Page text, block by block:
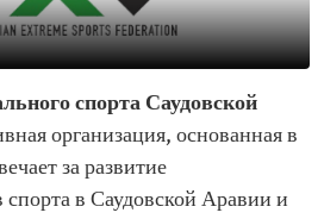
спорта Саудовской
организация, основанная в
за развитие
в Саудовской Аравии и